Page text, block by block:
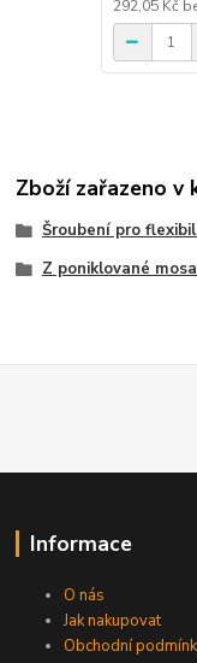
292,05 Kč
Zboží zařazeno v
Šroubení pro
Z poniklované
Informace
O nás
Jak nakupovat
Obchodní